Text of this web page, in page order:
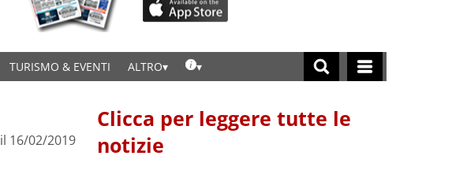
TURISMO & EVENTI ALTRO
il 16/02/2019
Clicca per leggere tutte le
notizie